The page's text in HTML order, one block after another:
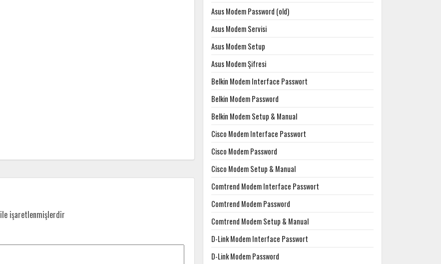
ile işaretlenmişlerdir
Asus Modem Password (old)
Asus Modem Servisi
Asus Modem Setup
Asus Modem Şifresi
Belkin Modem Interface Passwort
Belkin Modem Password
Belkin Modem Setup & Manual
Cisco Modem Interface Passwort
Cisco Modem Password
Cisco Modem Setup & Manual
Comtrend Modem Interface Passwort
Comtrend Modem Password
Comtrend Modem Setup & Manual
D-Link Modem Interface Passwort
D-Link Modem Password